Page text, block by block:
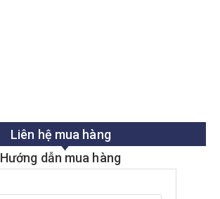
Liên hệ mua hàng
Hướng dẫn mua hàng